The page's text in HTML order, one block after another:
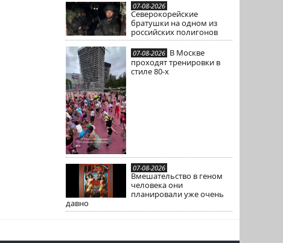
07-08-2026
Северокорейские
братушки на одном из
российских полигонов
07-08-2026 В Москве
проходят тренировки в
стиле 80-х
07-08-2026
Вмешательство в геном
человека они
планировали уже очень
давно